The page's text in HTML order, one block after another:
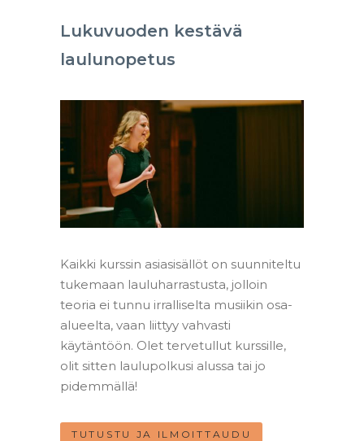
Lukuvuoden kestävä
laulunopetus
Kaikki kurssin asiasisällöt on suunniteltu
tukemaan lauluharrastusta, jolloin
teoria ei tunnu irralliselta musiikin osa-
alueelta, vaan liittyy vahvasti
käytäntöön. Olet tervetullut kurssille,
olit sitten laulupolkusi alussa tai jo
pidemmällä!
TUTUSTU JA ILMOITTAUDU